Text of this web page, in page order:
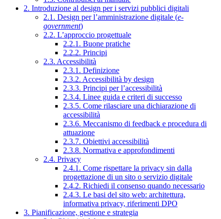
2. Introduzione al design per i servizi pubblici digitali
2.1. Design per l’amministrazione digitale (e-
government)
2.2. L’approccio progettuale
2.2.1. Buone pratiche
2.2.2. Principi
2.3. Accessibilità
2.3.1. Definizione
2.3.2. Accessibilità by design
2.3.3. Principi per l’accessibilità
2.3.4. Linee guida e criteri di successo
2.3.5. Come rilasciare una dichiarazione di
accessibilità
2.3.6. Meccanismo di feedback e procedura di
attuazione
2.3.7. Obiettivi accessibilità
2.3.8. Normativa e approfondimenti
2.4. Privacy
2.4.1. Come rispettare la privacy sin dalla
progettazione di un sito o servizio digitale
2.4.2. Richiedi il consenso quando necessario
2.4.3. Le basi del sito web: architettura,
informativa privacy, riferimenti DPO
3. Pianificazione, gestione e strategia